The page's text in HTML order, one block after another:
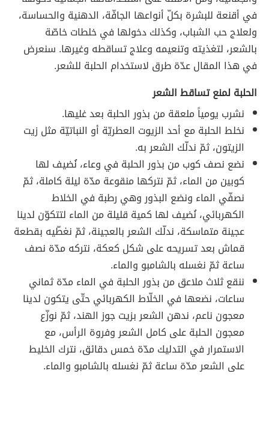
في أقنعة للبشرة بكلّ أنواعها الجافّة، الدهنية والحساسة،
ولعلاج حب الشباب، وكذلك دخولها في خلطات خاصّة
بالشعر، لتغذيته وتنعيمه وعلاج تساقطه وغيرها. سنعرض
في هذا المقال عدّة طرق لاستخدام الحلبة للشعر.
الحلبة لمنع تساقط الشعر
نشرب يومياً ملعقة من بذور الحلبة بعد غليها.
نخلط الحلبة مع أحد الزيوت العطريّة أو النباتيّة مثل زيت
الزيتون، ثمّ ندلّك الشعر به.
نضع نصف كوب من بذور الحلبة في وعاء، نُضيف لها
كوبين من الماء، ثمّ نتركها منقوعة مدّة ليلة كاملة، ثمّ
نصفّي الماء ونضع البذور وهي رطبة في الخلاط
الكهربائي، نُضيف لها كمية قليلة من الماء لتتكوّن لدينا
عجينة متماسكة، ندلّك الشعر بالعجينة، ثمّ نغطّيه بقطعة
قماش بعد تسريحه على شكل كعكة، نتركه مدّة نصف
ساعة ثمّ نغسله بالشامبو والماء.
ننقع ثلاث ملاعق من بذور الحلبة في الماء مدّة ثماني
ساعات، نضعها في الخلّاط الكهربائي حتّى يتكون لدينا
معجون ناعم، ندهن الشعر بزيت جوز الهند، ثمّ نوزّع
معجون الحلبة على كامل الشعر وفروة الرأس، مع
الاستمرار في التدليك مدّة خمس دقائق، نترك الخليط
على الشعر مدّة ساعة ثمّ نغسله بالشامبو والماء.